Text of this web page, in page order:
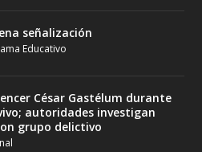
señalización
Educativo
César Gastélum durante
autoridades investigan
grupo delictivo